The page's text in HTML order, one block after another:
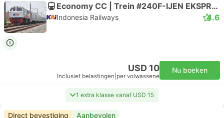
Economy CC | Trein #240F-IJEN EKSPRES
Indonesia Railways 4.6
USD 10
Inclusief belastingen per volwassene
Nu boeken
1 extra klasse vanaf USD 15
Direct bevestiging Aanbevolen